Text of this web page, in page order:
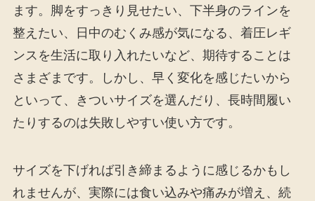
ます。脚をすっきり見せたい、下半身のラインを
整えたい、日中のむくみ感が気になる、着圧レギ
ンスを生活に取り入れたいなど、期待することは
さまざまです。しかし、早く変化を感じたいから
といって、きついサイズを選んだり、長時間履い
たりするのは失敗しやすい使い方です。
サイズを下げれば引き締まるように感じるかもし
れませんが、実際には食い込みや痛みが増え、続